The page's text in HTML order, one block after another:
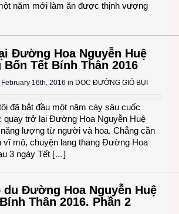
năm mới làm ăn được thịnh vượng
Đường Hoa Nguyễn Huệ
Bốn Tết Bính Thân 2016
16th, 2016 in DỌC ĐƯỜNG GIÓ BỤI
đã bắt đầu một năm cày sâu cuốc
quay trở lại Đường Hoa Nguyễn Huệ
lượng từ người và hoa. Chẳng cần
vĩ mô, chuyện lang thang Đường Hoa
3 ngày Tết […]
du Đường Hoa Nguyễn Huệ
Thân 2016. Phần 2